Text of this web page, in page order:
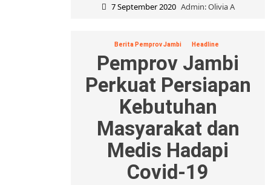
7 September 2020 Admin: Olivia A
Berita Pemprov Jambi Headline
Pemprov Jambi
Perkuat Persiapan
Kebutuhan
Masyarakat dan
Medis Hadapi
Covid-19